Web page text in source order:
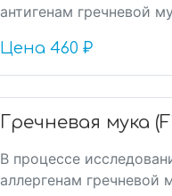
антигенам гречневой
Цена 460 ₽
Гречневая мука
В процессе
аллергенам гречневой